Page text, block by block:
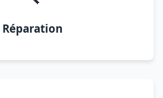
Réparation